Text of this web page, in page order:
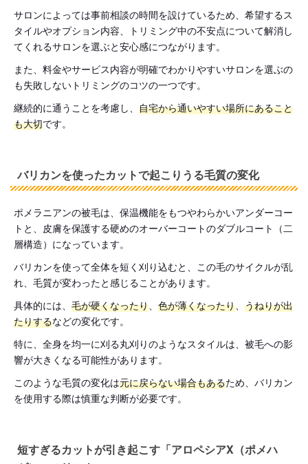
サロンによっては事前相談の時間を設けているため、希望するス
タイルやオプション内容、トリミング中の不安点について解消し
てくれるサロンを選ぶと安心感につながります。
また、料金やサービス内容が明確でわかりやすいサロンを選ぶの
も失敗しないトリミングのコツの一つです。
継続的に通うことを考慮し、 自宅から通いやすい場所にあること
も大切です。
バリカンを使ったカットで起こりうる毛質の変化
ポメラニアンの被毛は、保温機能をもつやわらかいアンダーコー
トと、皮膚を保護する硬めのオーバーコートのダブルコート（二
層構造）になっています。
バリカンを使って全体を短く刈り込むと、この毛のサイクルが乱
れ、毛質が変わったと感じることがあります。
具体的には、 毛が硬くなったり、 色が薄くなったり、 うねりが出
たりするなどの変化です。
特に、全身を均一に刈る丸刈りのようなスタイルは、被毛への影
響が大きくなる可能性があります。
このような毛質の変化は元に戻らない場合もあるため、バリカン
を使用する際は慎重な判断が必要です。
短すぎるカットが引き起こす「アロペシアX（ポメハ